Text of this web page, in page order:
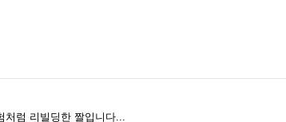
처럼 리빌딩한 짤입니다...